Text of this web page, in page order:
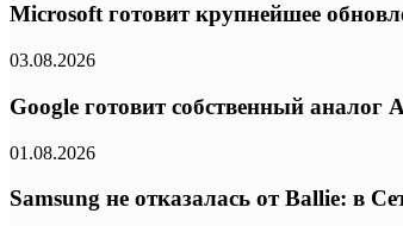
Microsoft готовит крупнейшее
03.08.2026
Google готовит собственный
01.08.2026
Samsung не отказалась от Ballie: в